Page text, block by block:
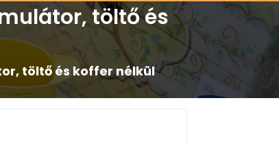
töltő és
töltő és koffer nélkül